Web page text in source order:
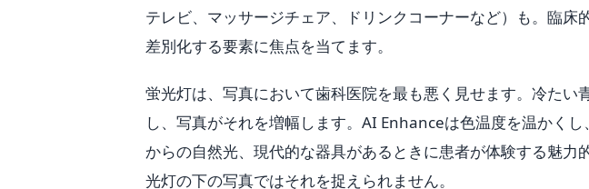
テレビ、マッサージチェア、ドリンクコーナーなど）も。臨床
差別化する要素に焦点を当てます。
蛍光灯は、写真において歯科医院を最も悪く見せます。冷たい
し、写真がそれを増幅します。AI Enhanceは色温度を温かく
からの自然光、現代的な器具があるときに患者が体験する魅力
光灯の下の写真ではそれを捉えられません。